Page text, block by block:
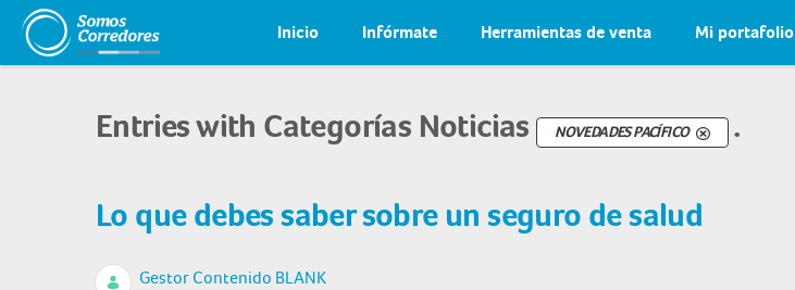
Inicio Infórmate Herramientas de venta Mi portafolio
Entries with Categorías Noticias NOVEDADES PACÍFICO .
Lo que debes saber sobre un seguro de salud
Gestor Contenido BLANK